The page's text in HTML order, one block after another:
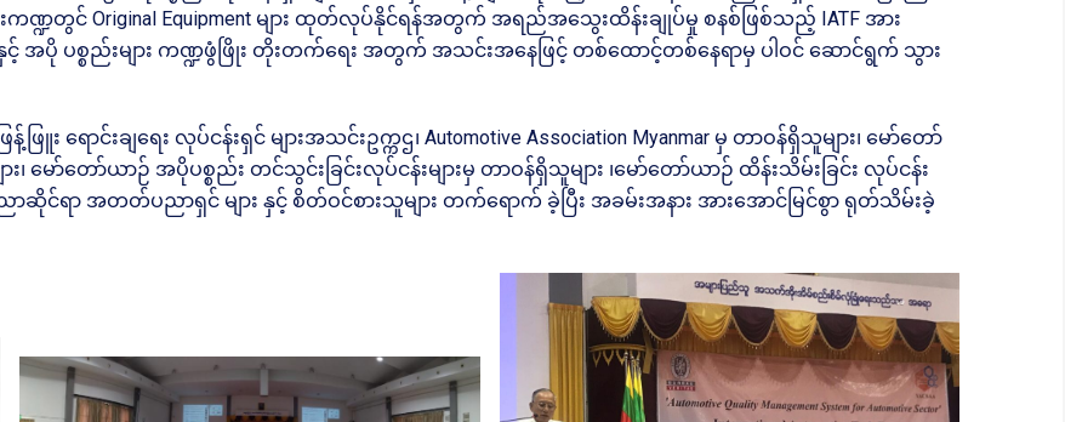
ဏ္ဍတွင် Original Equipment များ ထုတ်လုပ်နိုင်ရန်အတွက် အရည်အသွေးထိန်းချုပ်မှု စနစ်ဖြစ်သည့် IATF အား
နှင့် အပို ပစ္စည်းများ ကဏ္ဍဖွံဖြိုး တိုးတက်ရေး အတွက် အသင်းအနေဖြင့် တစ်ထောင့်တစ်နေရာမှ ပါဝင် ဆောင်ရွက် သွား
ရောင်းချရေး လုပ်ငန်းရှင် များအသင်းဥက္ကဌ၊ Automotive Association Myanmar မှ တာဝန်ရှိသူများ၊ မော်တော်
မော်တော်ယာဉ် အပိုပစ္စည်း တင်သွင်းခြင်းလုပ်ငန်းများမှ တာဝန်ရှိသူများ ၊မော်တော်ယာဉ် ထိန်းသိမ်းခြင်း လုပ်ငန်း
ညာဆိုင်ရာ အတတ်ပညာရှင် များ နှင့် စိတ်ဝင်စားသူများ တက်ရောက် ခဲ့ပြီး အခမ်းအနား အားအောင်မြင်စွာ ရုတ်သိမ်းခဲ့